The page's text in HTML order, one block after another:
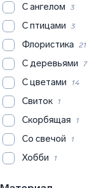
С ангелом 3
С птицами 3
Флористика 21
С деревьями 7
С цветами 14
Свиток 1
Скорбящая 1
Со свечой 1
Хобби 1